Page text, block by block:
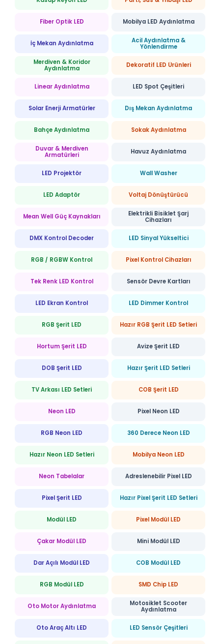
Fiber Optik LED Mobilya LED Aydınlatma
İç Mekan Aydınlatma
Acil Aydınlatma &
Yönlendirme
Merdiven & Koridor
Aydınlatma
Dekoratif LED Ürünleri
Linear Aydınlatma LED Spot Çeşitleri
Solar Enerji Armatürler Dış Mekan Aydınlatma
Bahçe Aydınlatma Sokak Aydınlatma
Duvar & Merdiven
Armatürleri
Havuz Aydınlatma
LED Projektör Wall Washer
LED Adaptör Voltaj Dönüştürücü
Mean Well Güç Kaynakları
Elektrikli Bisiklet Şarj
Cihazları
DMX Kontrol Decoder LED Sinyal Yükseltici
RGB / RGBW Kontrol Pixel Kontrol Cihazları
Tek Renk LED Kontrol Sensör Devre Kartları
LED Ekran Kontrol LED Dimmer Kontrol
RGB Şerit LED Hazır RGB Şerit LED Setleri
Hortum Şerit LED Avize Şerit LED
DOB Şerit LED Hazır Şerit LED Setleri
TV Arkası LED Setleri COB Şerit LED
Neon LED Pixel Neon LED
RGB Neon LED 360 Derece Neon LED
Hazır Neon LED Setleri Mobilya Neon LED
Neon Tabelalar Adreslenebilir Pixel LED
Pixel Şerit LED Hazır Pixel Şerit LED Setleri
Modül LED Pixel Modül LED
Çakar Modül LED Mini Modül LED
Dar Açılı Modül LED COB Modül LED
RGB Modül LED SMD Chip LED
Oto Motor Aydınlatma
Motosiklet Scooter
Aydınlatma
Oto Araç Altı LED LED Sensör Çeşitleri